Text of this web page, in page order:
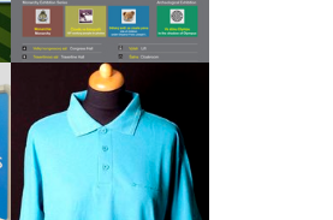
Polokošile Windows
Azure pro Microsoft
Slovakia